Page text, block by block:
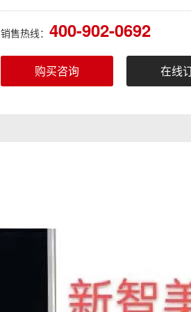
销售热线： 400-902-0692
购买咨询 在线